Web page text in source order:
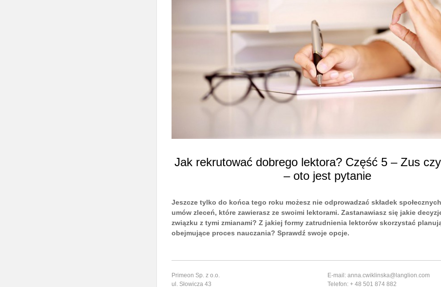
Jak rekrutować dobrego lektora? Część 5 – Zus
– oto jest pytanie
Jeszcze tylko do końca tego roku możesz nie odprowadzać składek
umów zleceń, które zawierasz ze swoimi lektorami. Zastanawiasz się jakie
związku z tymi zmianami? Z jakiej formy zatrudnienia lektorów skorzystać
obejmujące proces nauczania? Sprawdź swoje opcje.
Primeon Sp. z o.o.
ul. Słowicza 43
E-mail: anna.cwiklinska@langlion.com
Telefon: + 48 501 874 882